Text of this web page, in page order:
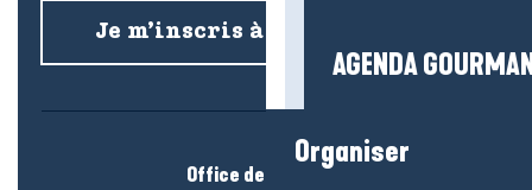
AGENDA
Organiser
Je m’inscris à la newsletter
Office de tourisme